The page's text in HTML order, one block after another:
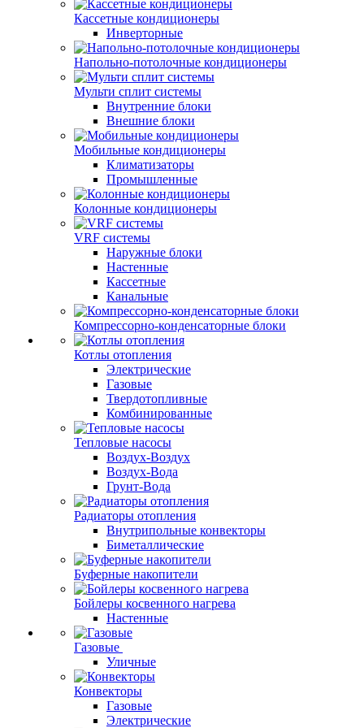
Кассетные кондиционеры
Инверторные
Напольно-потолочные кондиционеры
Мульти сплит системы
Внутренние блоки
Внешние блоки
Мобильные кондиционеры
Климатизаторы
Промышленные
Колонные кондиционеры
VRF системы
Наружные блоки
Настенные
Кассетные
Канальные
Компрессорно-конденсаторные блоки
Котлы отопления
Электрические
Газовые
Твердотопливные
Комбинированные
Тепловые насосы
Воздух-Воздух
Воздух-Вода
Грунт-Вода
Радиаторы отопления
Внутрипольные конвекторы
Биметаллические
Буферные накопители
Бойлеры косвенного нагрева
Настенные
Газовые
Уличные
Конвекторы
Газовые
Электрические